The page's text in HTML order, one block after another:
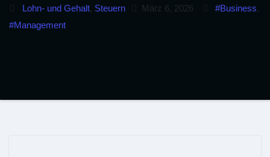
Lohn- und Gehalt Steuern März 6, 2026 #Business
#Management